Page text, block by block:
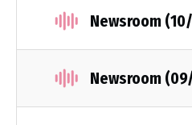
Newsroom
Newsroom